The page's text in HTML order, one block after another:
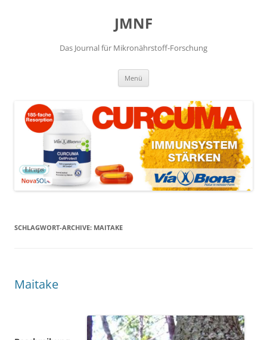
JMNF
Das Journal für Mikronährstoff-Forschung
Menü
SCHLAGWORT-ARCHIVE: MAITAKE
Maitake